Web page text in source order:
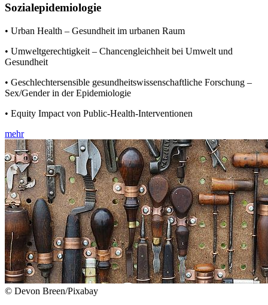
Sozialepidemiologie
• Urban Health – Gesundheit im urbanen Raum
• Umweltgerechtigkeit – Chancengleichheit bei Umwelt und
Gesundheit
• Geschlechtersensible gesundheitswissenschaftliche Forschung –
Sex/Gender in der Epidemiologie
• Equity Impact von Public-Health-Interventionen
mehr
© Devon Breen/Pixabay